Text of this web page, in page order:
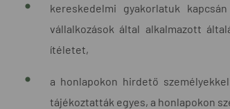
kereskedelmi gyakorlatuk
vállalkozások által alkalmazott
ítéletet,
a honlapokon hirdető
tájékoztatták egyes, a honlapokon